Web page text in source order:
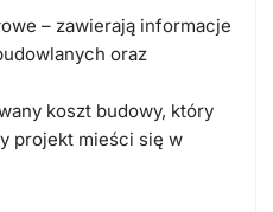
– zawierają informacje
oraz
koszt budowy, który
projekt mieści się w